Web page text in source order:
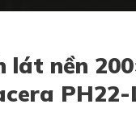
lát nền
PH22-